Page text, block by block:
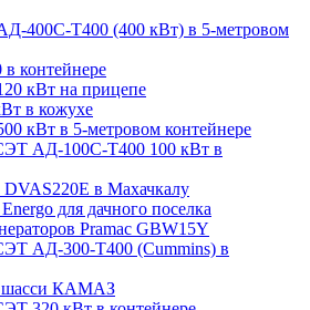
400С-Т400 (400 кВт) в 5-метровом
контейнере
кВт на прицепе
в кожухе
кВт в 5-метровом контейнере
АД-100С-Т400 100 кВт в
DVAS220E в Махачкалу
для дачного поселка
Pramac GВW15Y
АД-300-Т400 (Cummins) в
шасси КАМАЗ